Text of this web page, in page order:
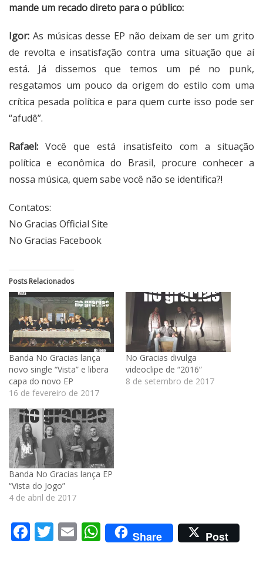
mande um recado direto para o público:
Igor: As músicas desse EP não deixam de ser um grito
de revolta e insatisfação contra uma situação que aí
está. Já dissemos que temos um pé no punk,
resgatamos um pouco da origem do estilo com uma
crítica pesada política e para quem curte isso pode ser
“afudê”.
Rafael:Você que está insatisfeito com a situação
política e econômica do Brasil, procure conhecer a
nossa música, quem sabe você não se identifica?!
Contatos:
No Gracias Official Site
No Gracias Facebook
Posts Relacionados
Banda No Gracias lança
novo single “Vista” e libera
capa do novo EP
16 de fevereiro de 2017
No Gracias divulga
videoclipe de “2016”
8 de setembro de 2017
Banda No Gracias lança EP
“Vista do Jogo”
4 de abril de 2017
Facebook
Twitter
EmailWhatsApp
Share Post